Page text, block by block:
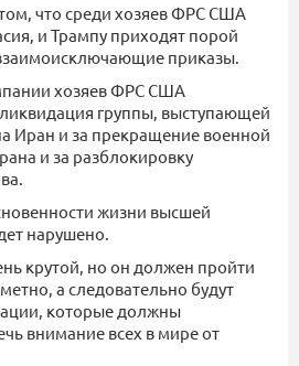
что среди хозяев ФРС США
и Трампу приходят порой
приказы.
хозяев ФРС США
группы, выступающей
Иран и за прекращение военной
и за разблокировку
жизни высшей
нарушено.
крутой, но он должен пройти
а следовательно будут
которые должны
внимание всех в мире от